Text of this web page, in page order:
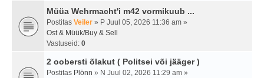
Müüa Wehrmacht'i m42 vormikuub ...
Postitas Veiler » P Juul 05, 2026 11:36 am »
Ost & Müük/Buy & Sell
Vastuseid: 0
2 oobersti õlakut ( Politsei või jääger )
Postitas Plönn » N Juul 02, 2026 11:29 am »